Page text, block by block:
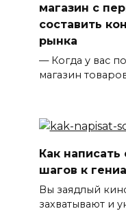
магазин с
составить
рынка
— Когда у вас
магазин
Как
шагов к
Вы заядлый
захватывают и